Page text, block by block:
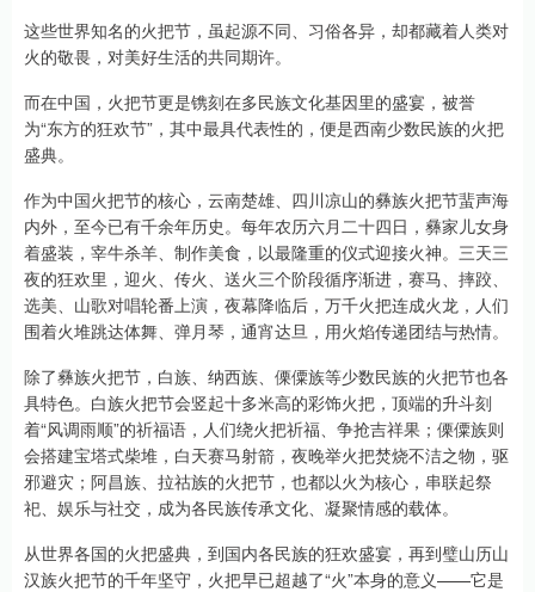
这些世界知名的火把节，虽起源不同、习俗各异，却都藏着人类对
火的敬畏，对美好生活的共同期许。
而在中国，火把节更是镌刻在多民族文化基因里的盛宴，被誉
为“东方的狂欢节”，其中最具代表性的，便是西南少数民族的火把
盛典。
作为中国火把节的核心，云南楚雄、四川凉山的彝族火把节蜚声海
内外，至今已有千余年历史。每年农历六月二十四日，彝家儿女身
着盛装，宰牛杀羊、制作美食，以最隆重的仪式迎接火神。三天三
夜的狂欢里，迎火、传火、送火三个阶段循序渐进，赛马、摔跤、
选美、山歌对唱轮番上演，夜幕降临后，万千火把连成火龙，人们
围着火堆跳达体舞、弹月琴，通宵达旦，用火焰传递团结与热情。
除了彝族火把节，白族、纳西族、傈僳族等少数民族的火把节也各
具特色。白族火把节会竖起十多米高的彩饰火把，顶端的升斗刻
着“风调雨顺”的祈福语，人们绕火把祈福、争抢吉祥果；傈僳族则
会搭建宝塔式柴堆，白天赛马射箭，夜晚举火把焚烧不洁之物，驱
邪避灾；阿昌族、拉祜族的火把节，也都以火为核心，串联起祭
祀、娱乐与社交，成为各民族传承文化、凝聚情感的载体。
从世界各国的火把盛典，到国内各民族的狂欢盛宴，再到璧山历山
汉族火把节的千年坚守，火把早已超越了“火”本身的意义——它是